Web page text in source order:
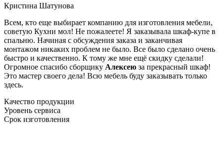
Кристина Шатунова
Всем, кто еще выбирает компанию для изготовления мебели,
советую Кухни мол! Не пожалеете! Я заказывала шкаф-купе в
спальню. Начиная с обсуждения заказа и заканчивая
монтажом никаких проблем не было. Все было сделано очень
быстро и качественно. К тому же мне ещё скидку сделали!
Огромное спасибо сборщику Алексею за прекрасный шкаф!
Это мастер своего дела! Всю мебель буду заказывать только
здесь.
Качество продукции
Уровень сервиса
Срок изготовления